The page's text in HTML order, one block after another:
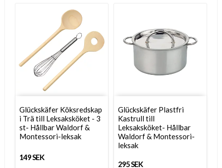
Glückskäfer Köksredskap
i Trä till Leksaksköket - 3
st- Hållbar Waldorf &
Montessori-leksak
149 SEK
Glückskäfer Plastfri
Kastrull till
Leksaksköket- Hållbar
Waldorf & Montessori-
leksak
295 SEK